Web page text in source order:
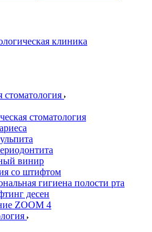
стоматология
стоматология
винир
со штифтом
гигиена полости рта
десен
ZOOM 4